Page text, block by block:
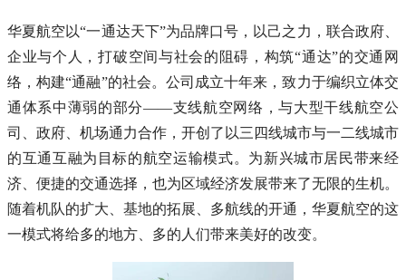
华夏航空以“一通达天下”为品牌口号，以己之力，联合政府、
企业与个人，打破空间与社会的阻碍，构筑“通达”的交通网
络，构建“通融”的社会。公司成立十年来，致力于编织立体交
通体系中薄弱的部分——支线航空网络，与大型干线航空公
司、政府、机场通力合作，开创了以三四线城市与一二线城市
的互通互融为目标的航空运输模式。为新兴城市居民带来经
济、便捷的交通选择，也为区域经济发展带来了无限的生机。
随着机队的扩大、基地的拓展、多航线的开通，华夏航空的这
一模式将给多的地方、多的人们带来美好的改变。